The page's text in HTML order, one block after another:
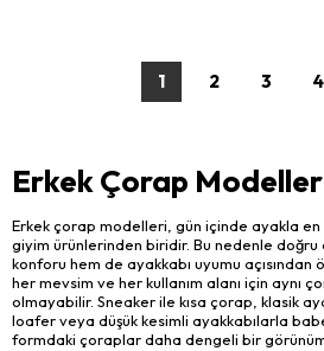
1 2 3 4
Erkek Çorap
Erkek çorap modelleri, gün içinde ayakla
giyim ürünlerinden biridir. Bu nedenle doğru
konforu hem de ayakkabı uyumu açısından
her mevsim ve her kullanım alanı için aynı
olmayabilir. Sneaker ile kısa çorap, klasik
loafer veya düşük kesimli ayakkabılarla
formdaki çoraplar daha dengeli bir